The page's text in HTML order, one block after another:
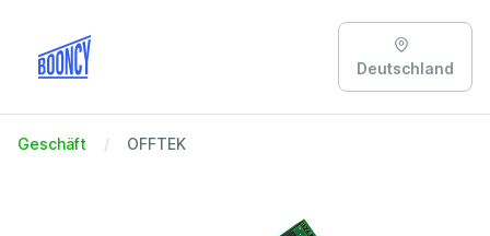
Deutschland
Geschäft OFFTEK